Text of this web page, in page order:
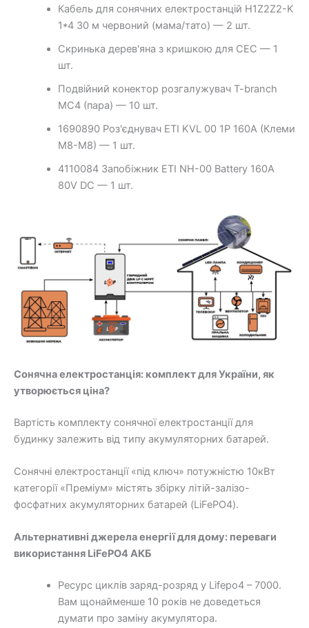
Кабель для сонячних електростанцій H1Z2Z2-K
1*4 30 м червоний (мама/тато) — 2 шт.
Скринька дерев'яна з кришкою для СЕС — 1
шт.
Подвійний конектор розгалужувач T-branch
MC4 (пара) — 10 шт.
1690890 Роз'єднувач ETI KVL 00 1P 160A (Клеми
M8-M8) — 1 шт.
4110084 Запобіжник ETI NH-00 Battery 160A
80V DC — 1 шт.
Сонячна електростанція: комплект для України, як
утворюється ціна?
Вартість комплекту сонячної електростанції для
будинку залежить від типу акумуляторних батарей.
Сонячні електростанції «під ключ» потужністю 10кВт
категорії «Преміум» містять збірку літій-залізо-
фосфатних акумуляторних батарей (LiFePO4).
Альтернативні джерела енергії для дому: переваги
використання LiFePO4 АКБ
Ресурс циклів заряд-розряд у Lifepo4 – 7000.
Вам щонайменше 10 років не доведеться
думати про заміну акумулятора.